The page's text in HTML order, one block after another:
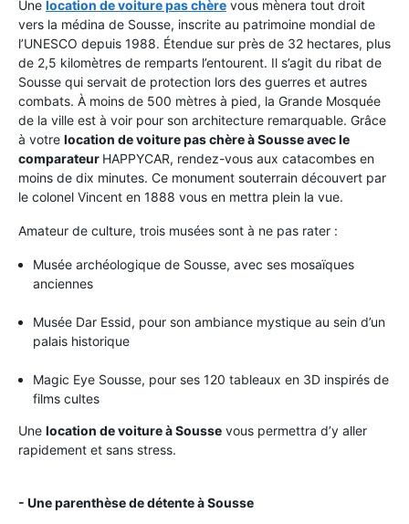
Une location de voiture pas chère vous mènera tout droit
vers la médina de Sousse, inscrite au patrimoine mondial de
l’UNESCO depuis 1988. Étendue sur près de 32 hectares, plus
de 2,5 kilomètres de remparts l’entourent. Il s’agit du ribat de
Sousse qui servait de protection lors des guerres et autres
combats. À moins de 500 mètres à pied, la Grande Mosquée
de la ville est à voir pour son architecture remarquable. Grâce
à votre location de voiture pas chère à Sousse avec le
comparateur HAPPYCAR, rendez-vous aux catacombes en
moins de dix minutes. Ce monument souterrain découvert par
le colonel Vincent en 1888 vous en mettra plein la vue.
Amateur de culture, trois musées sont à ne pas rater :
Musée archéologique de Sousse, avec ses mosaïques
anciennes
Musée Dar Essid, pour son ambiance mystique au sein d’un
palais historique
Magic Eye Sousse, pour ses 120 tableaux en 3D inspirés de
films cultes
Une location de voiture à Sousse vous permettra d’y aller
rapidement et sans stress.
- Une parenthèse de détente à Sousse